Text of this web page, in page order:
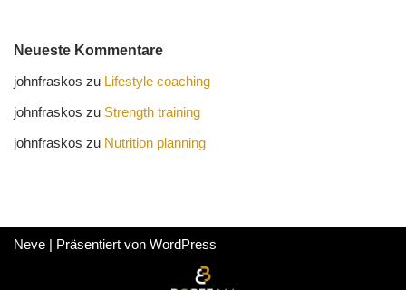
Neueste Kommentare
johnfraskos zu Lifestyle coaching
johnfraskos zu Strength training
johnfraskos zu Nutrition planning
Neve | Präsentiert von WordPress